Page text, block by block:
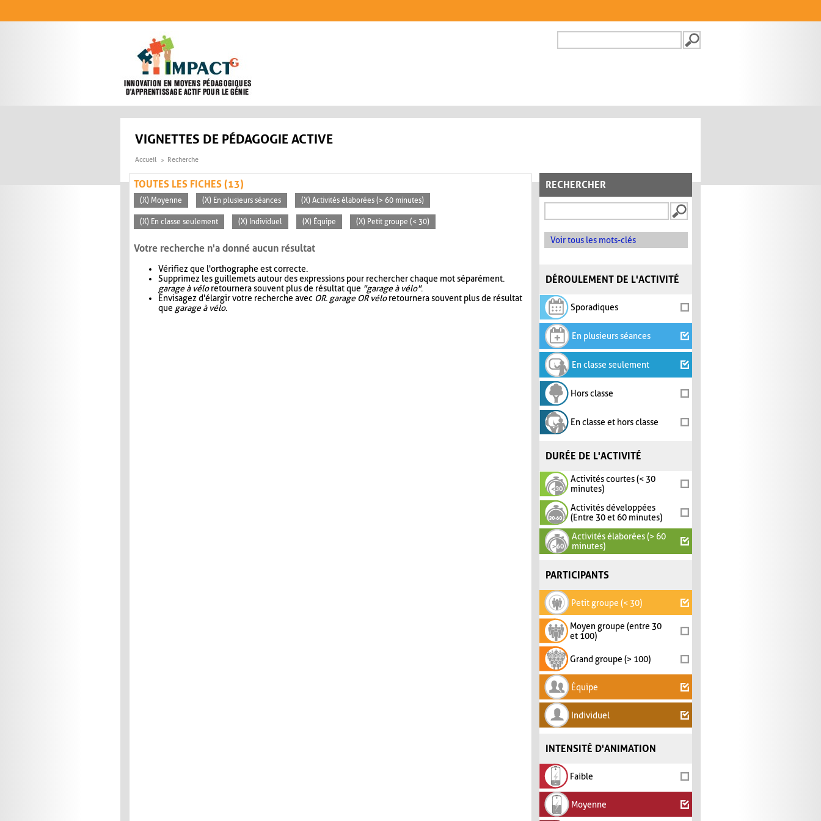
FORMULAIRE DE
VIGNETTES DE PÉDAGOGIE ACTIVE
Accueil Recherche
RECHERCHER
Voir tous les mots-clés
DÉROULEMENT DE L'ACTIVITÉ
Sporadiques
En plusieurs séances
En classe seulement
Hors classe
En classe et hors classe
DURÉE DE L'ACTIVITÉ
Activités courtes (< 30
minutes)
Activités développées
(Entre 30 et 60 minutes)
Activités élaborées (> 60
minutes)
PARTICIPANTS
Petit groupe (< 30)
Moyen groupe (entre 30
et 100)
Grand groupe (> 100)
Équipe
Individuel
INTENSITÉ D'ANIMATION
Faible
Moyenne
TOUTES LES FICHES (13)
(X) Moyenne (X) En plusieurs séances (X) Activités élaborées (> 60 minutes)
(X) En classe seulement (X) Individuel (X) Équipe (X) Petit groupe (< 30)
Votre recherche n'a donné aucun résultat
Vérifiez que l'orthographe est correcte.
Supprimez les guillemets autour des expressions pour rechercher chaque mot séparément.
garage à véloretournera souvent plus de résultat que "garage à vélo".
Envisagez d'élargir votre recherche avec OR. garage OR véloretournera souvent plus de résultat
que garage à vélo.